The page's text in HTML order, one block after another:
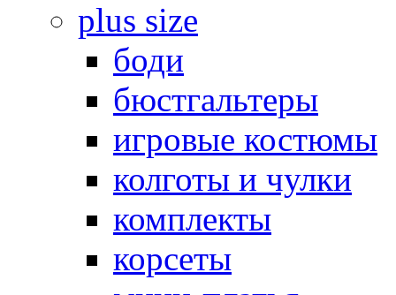
plus size
боди
бюстгальтеры
игровые костюмы
колготы и чулки
комплекты
корсеты